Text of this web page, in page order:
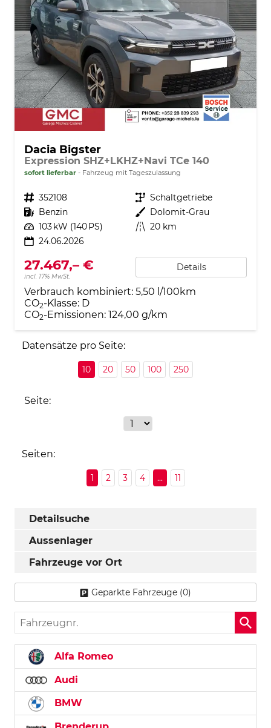
Dacia Bigster
Expression SHZ+LKHZ+Navi TCe 140
sofort lieferbar Fahrzeug mit Tageszulassung
Fahrzeugnr. 352108 Getriebe Schaltgetriebe
Kraftstoff Benzin Außenfarbe Dolomit-Grau
Leistung 103 kW (140 PS) Kilometerstand 20 km
24.06.2026
27.467,– €
incl. 17% MwSt.
Details
Verbrauch kombiniert: 5,50 l/100km
CO2-Klasse: D
CO2-Emissionen: 124,00 g/km
Datensätze pro Seite:
10 20 50 100 250
Seite:
Seiten:
1 2 3 4 ... 11
Detailsuche
Aussenlager
Fahrzeuge vor Ort
Geparkte Fahrzeuge (0)
Fahrzeugnr.
Alfa Romeo
Audi
BMW